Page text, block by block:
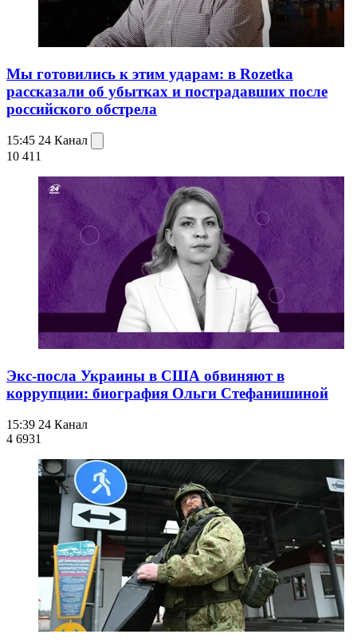
Мы готовились к этим ударам: в Rozetka
рассказали об убытках и пострадавших после
российского обстрела
15:45 24 Канал
10 411
Экс-посла Украины в США обвиняют в
коррупции: биография Ольги Стефанишиной
15:39 24 Канал
4 6931